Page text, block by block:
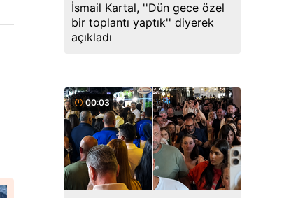
İsmail Kartal, ''Dün gece özel
bir toplantı yaptık'' diyerek
açıkladı
00:03